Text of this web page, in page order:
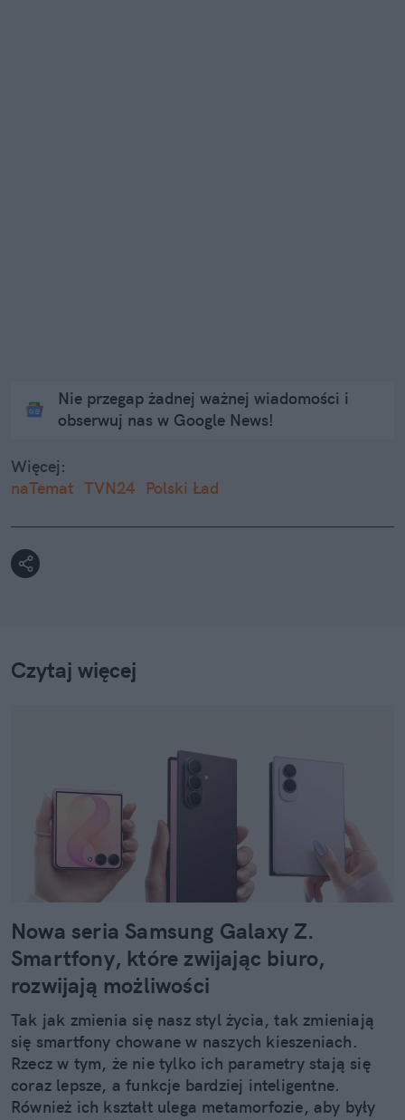
Nie przegap żadnej ważnej wiadomości i
obserwuj nas w Google News!
Więcej:
naTemat TVN24 Polski Ład
Czytaj więcej
Nowa seria Samsung Galaxy Z.
Smartfony, które zwijając biuro,
rozwijają możliwości
Tak jak zmienia się nasz styl życia, tak zmieniają
się smartfony chowane w naszych kieszeniach.
Rzecz w tym, że nie tylko ich parametry stają się
coraz lepsze, a funkcje bardziej inteligentne.
Również ich kształt ulega metamorfozie, aby były